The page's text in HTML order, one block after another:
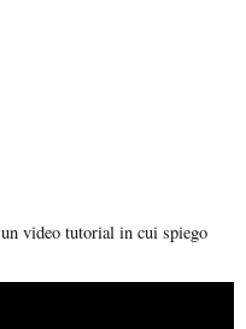
un video tutorial in cui spiego